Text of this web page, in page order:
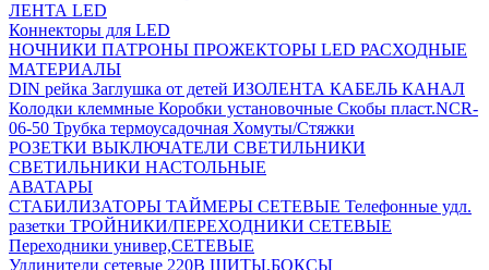
ЛЕНТА LED
Коннекторы для LED
НОЧНИКИ ПАТРОНЫ ПРОЖЕКТОРЫ LED РАСХОДНЫЕ
МАТЕРИАЛЫ
DIN рейка Заглушка от детей ИЗОЛЕНТА КАБЕЛЬ КАНАЛ
Колодки клеммные Коробки установочные Скобы пласт.NCR-
06-50 Трубка термоусадочная Хомуты/Стяжки
РОЗЕТКИ ВЫКЛЮЧАТЕЛИ СВЕТИЛЬНИКИ
СВЕТИЛЬНИКИ НАСТОЛЬНЫЕ
АВАТАРЫ
СТАБИЛИЗАТОРЫ ТАЙМЕРЫ СЕТЕВЫЕ Телефонные удл.
разетки ТРОЙНИКИ/ПЕРЕХОДНИКИ СЕТЕВЫЕ
Переходники универ,СЕТЕВЫЕ
Удлинители сетевые 220В ЩИТЫ,БОКСЫ